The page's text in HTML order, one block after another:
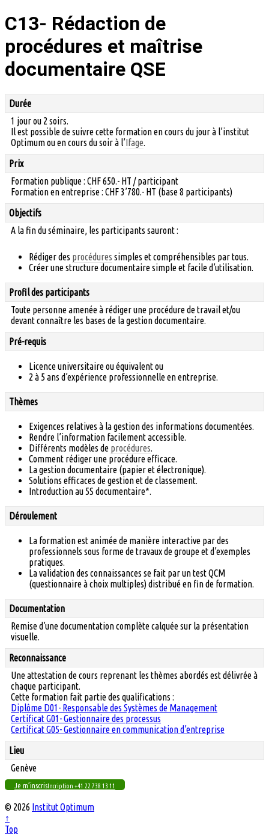
C13- Rédaction de
procédures et maîtrise
documentaire QSE
Durée
1 jour ou 2 soirs.
Il est possible de suivre cette formation en cours du jour à l’institut
Optimum ou en cours du soir à l’Ifage.
Prix
Formation publique : CHF 650.- HT / participant
Formation en entreprise : CHF 3’780.- HT (base 8 participants)
Objectifs
A la fin du séminaire, les participants sauront :
Rédiger des procédures simples et compréhensibles par tous.
Créer une structure documentaire simple et facile d’utilisation.
Profil des participants
Toute personne amenée à rédiger une procédure de travail et/ou
devant connaître les bases de la gestion documentaire.
Pré-requis
Licence universitaire ou équivalent ou
2 à 5 ans d’expérience professionnelle en entreprise.
Thèmes
Exigences relatives à la gestion des informations documentées.
Rendre l’information facilement accessible.
Différents modèles de procédures.
Comment rédiger une procédure efficace.
La gestion documentaire (papier et électronique).
Solutions efficaces de gestion et de classement.
Introduction au 5S documentaire*.
Déroulement
La formation est animée de manière interactive par des
professionnels sous forme de travaux de groupe et d’exemples
pratiques.
La validation des connaissances se fait par un test QCM
(questionnaire à choix multiples) distribué en fin de formation.
Documentation
Remise d’une documentation complète calquée sur la présentation
visuelle.
Reconnaissance
Une attestation de cours reprenant les thèmes abordés est délivrée à
chaque participant.
Cette formation fait partie des qualifications :
Diplôme D01- Responsable des Systèmes de Management
Certificat G01- Gestionnaire des processus
Certificat G05- Gestionnaire en communication d’entreprise
Lieu
Genève
Je m’inscrisIncription +41 22 738 13 11
© 2026 Institut Optimum
↑
Top